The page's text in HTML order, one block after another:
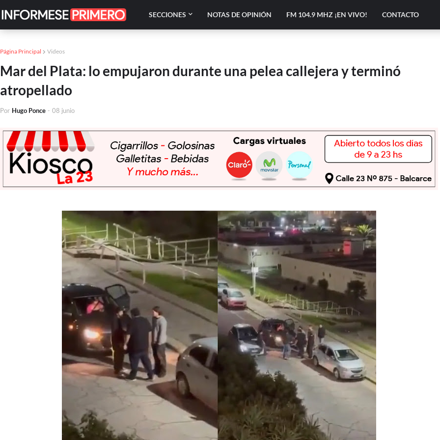
SECCIONES NOTAS DE OPINIÓN FM 104.9 MHZ ¡EN VIVO! CONTACTO
Página Principal Videos
Mar del Plata: lo empujaron durante una pelea callejera y terminó
atropellado
Por Hugo Ponce - 08 junio